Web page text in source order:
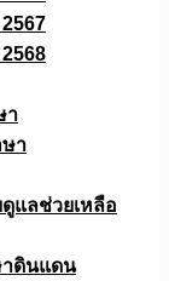
า
า
แลช่วยเหลือ
ดินแดน